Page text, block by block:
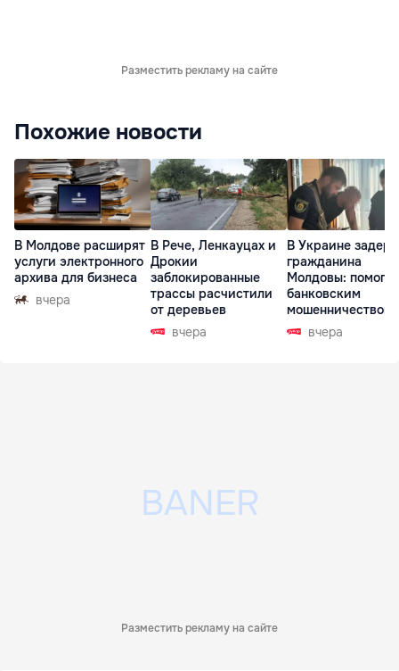
Разместить рекламу на сайте
Похожие новости
В Молдове расширят
услуги электронного
архива для бизнеса
вчера
В Рече, Ленкауцах и
Дрокии
заблокированные
трассы расчистили
от деревьев
вчера
В Украине
гражданина
Молдовы:
банковским
мошенничеством
Чехиивчера
Разместить рекламу на сайте